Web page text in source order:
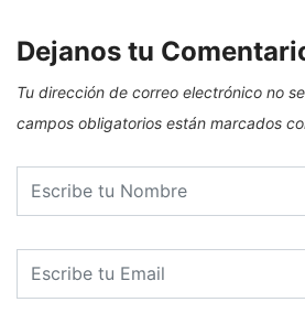
Dejanos tu
Tu dirección de correo electrónico no
campos obligatorios están marcados